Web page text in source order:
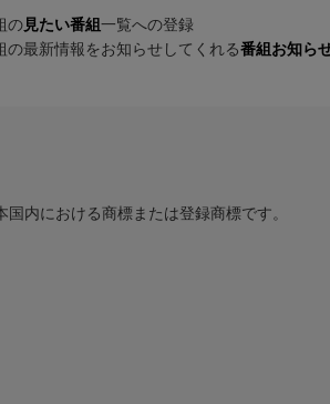
の 見たい番組 一覧への登録
の最新情報をお知らせしてくれる番組お知ら
内における商標または登録商標です。